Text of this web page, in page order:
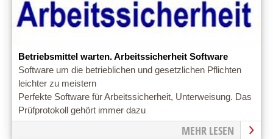
Betriebsmittel warten. Arbeitssicherheit Software
Software um die betrieblichen und gesetzlichen Pflichten
leichter zu meistern
Perfekte Software für Arbeitssicherheit, Unterweisung. Das
Prüfprotokoll gehört immer dazu
MEHR LESEN